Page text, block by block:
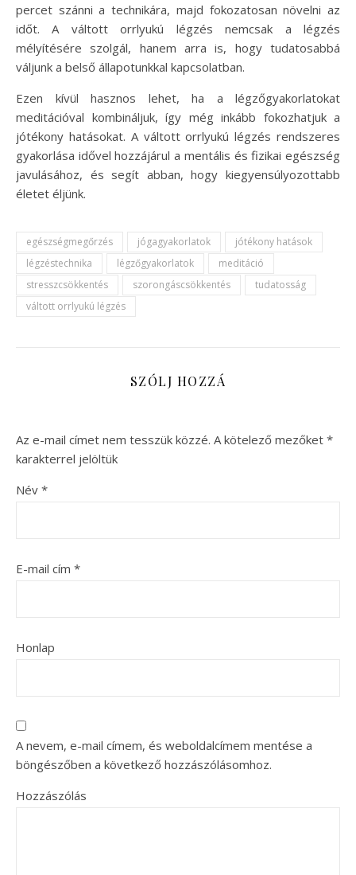
percet szánni a technikára, majd fokozatosan növelni az
időt. A váltott orrlyukú légzés nemcsak a légzés
mélyítésére szolgál, hanem arra is, hogy tudatosabbá
váljunk a belső állapotunkkal kapcsolatban.
Ezen kívül hasznos lehet, ha a légzőgyakorlatokat
meditációval kombináljuk, így még inkább fokozhatjuk a
jótékony hatásokat. A váltott orrlyukú légzés rendszeres
gyakorlása idővel hozzájárul a mentális és fizikai egészség
javulásához, és segít abban, hogy kiegyensúlyozottabb
életet éljünk.
egészségmegőrzés jógagyakorlatok
jótékony hatások
légzéstechnika
légzőgyakorlatok
meditáció
stresszcsökkentés
szorongáscsökkentés
tudatosság
váltott orrlyukú légzés
SZÓLJ HOZZÁ
Az e-mail címet nem tesszük közzé. A kötelező mezőket *
karakterrel jelöltük
Név *
E-mail cím *
Honlap
A nevem, e-mail címem, és weboldalcímem mentése a
böngészőben a következő hozzászólásomhoz.
Hozzászólás